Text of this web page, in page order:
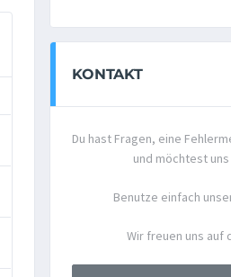
KONTAKT
Du hast Fragen, eine
und möchtest
Benutze einfach
Wir freuen uns auf